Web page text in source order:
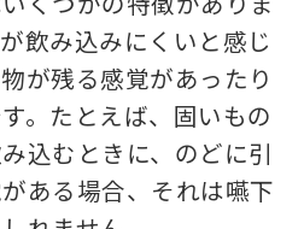
飲み込みにくいと感じ
が残る感覚があったり
。たとえば、固いもの
込むときに、のどに引
ある場合、それは嚥下